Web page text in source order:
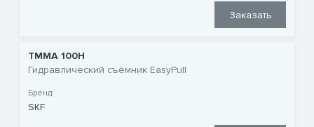
Заказать
TMMA 100H
Гидравлический съёмник EasyPull
Бренд:
SKF